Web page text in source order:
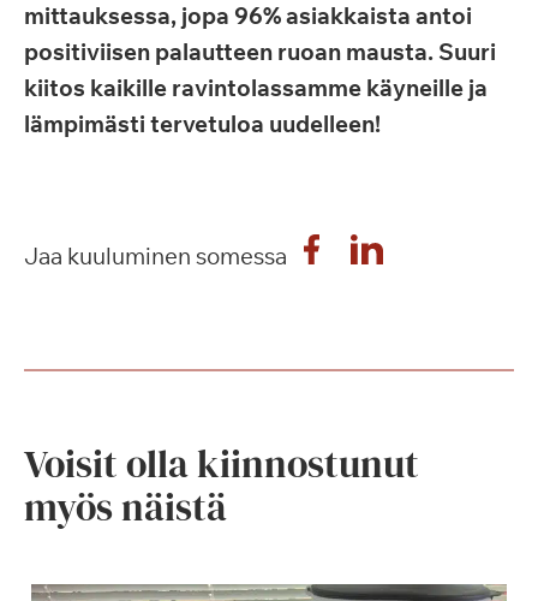
mittauksessa, jopa 96% asiakkaista antoi
positiviisen palautteen ruoan mausta. Suuri
kiitos kaikille ravintolassamme käyneille ja
lämpimästi tervetuloa uudelleen!
Jaa kuuluminen somessa
Voisit olla kiinnostunut
myös näistä